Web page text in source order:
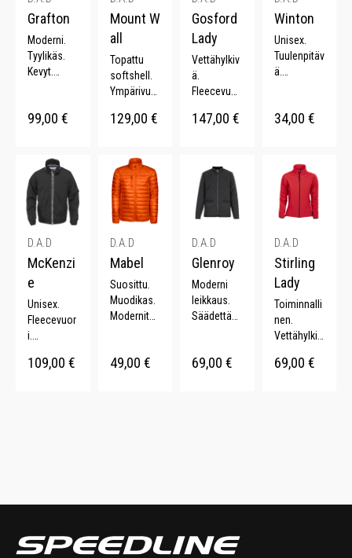
Grafton
Moderni.
Tyylikäs.
Kevyt.
pinta.
99,00 €
Mount W
all
Topattu
softshell.
Ympärivuot
Vedenkest
sku.
Irrotettava
huppu.
129,00 €
Gosford
Lady
Vettähylkiv
ä.
Fleecevuor
leikkaus.
huppu.
147,00 €
Winton
Unisex.
Tuulenpitäv
ä.
Piilotettava
värivalikoi
ma.
34,00 €
D.A.D
McKenzi
e
Unisex.
Fleecevuor
i.
Sporttinen.
109,00 €
D.A.D
Mabel
Suosittu.
Muodikas.
Modernit
vetoketju.
49,00 €
D.A.D
Glenroy
Moderni
leikkaus.
Säädettävä
hihansuut.
69,00 €
D.A.D
Stirling
Lady
Toiminnalli
nen.
Vettähylkiv
Joustava.
69,00 €